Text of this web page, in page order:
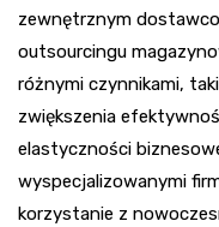
zewnętrznym
outsourcingu
różnymi czynnikami,
zwiększenia
elastyczności
wyspecjalizowanymi
korzystanie z